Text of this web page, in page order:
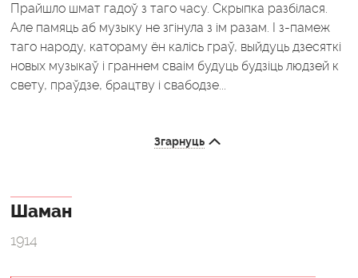
Прайшло шмат гадоў з таго часу. Скрыпка разбілася.
Але памяць аб музыку не згінула з iм разам. I з-памеж
таго народу, катораму ён калісь граў, выйдуць дзесяткі
новых музыкаў i граннем сваім будуць будзіць людзей к
свету, праўдзе, брацтву i свабодзе...
Згарнуць
Шаман
1914